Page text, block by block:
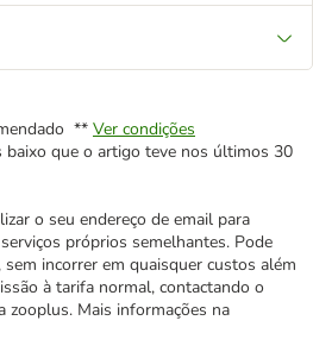
** Ver condições
baixo que o artigo teve nos últimos 30
o seu endereço de email para
próprios semelhantes. Pode
incorrer em quaisquer custos além
à tarifa normal, contactando o
zooplus. Mais informações na